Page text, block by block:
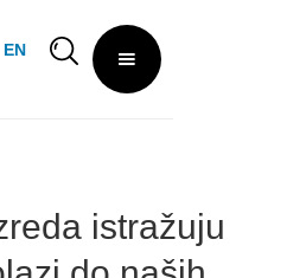
EN
istražuju